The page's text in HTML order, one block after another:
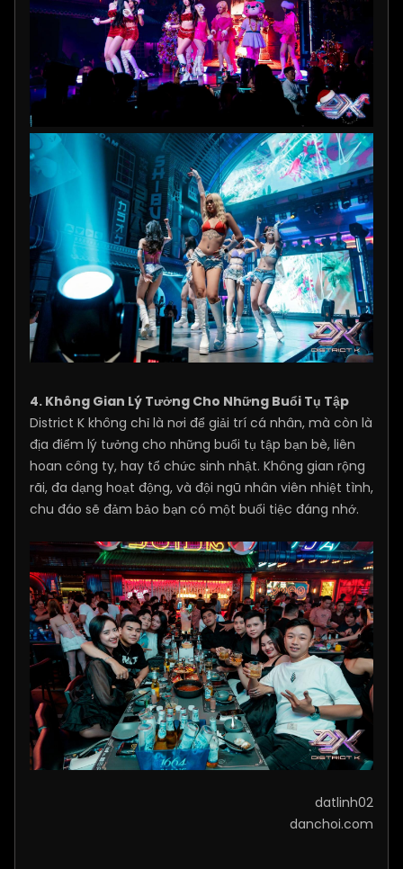
4. Không Gian Lý Tưởng Cho Những Buổi Tụ Tập
District K không chỉ là nơi để giải trí cá nhân, mà còn là
địa điểm lý tưởng cho những buổi tụ tập bạn bè, liên
hoan công ty, hay tổ chức sinh nhật. Không gian rộng
rãi, đa dạng hoạt động, và đội ngũ nhân viên nhiệt tình,
chu đáo sẽ đảm bảo bạn có một buổi tiệc đáng nhớ.
datlinh02
danchoi.com